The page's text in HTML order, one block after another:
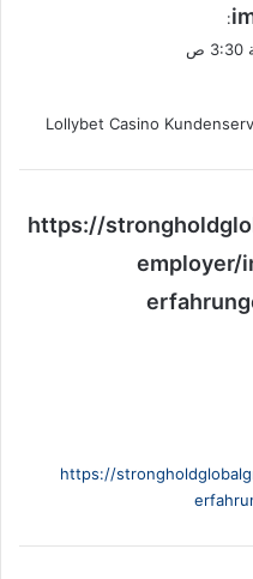
:
Lollybet Casino
https://
employer/
https://